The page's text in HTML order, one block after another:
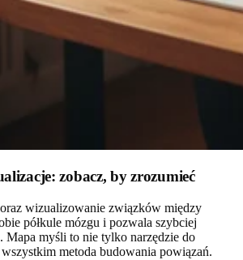
zobacz, by zrozumieć
wizualizowanie związków między
półkule mózgu i pozwala szybciej
Mapa myśli to nie tylko narzędzie do
metoda budowania powiązań.